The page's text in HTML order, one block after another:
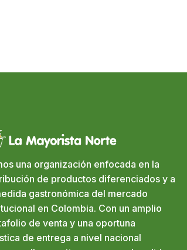
una organización enfocada en la
de productos diferenciados y a
gastronómica del mercado
en Colombia. Con un amplio
de venta y una oportuna
de entrega a nivel nacional